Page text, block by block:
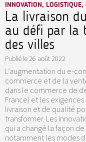
INNOVATION,
La livraison
au défi par la
des villes
Publié le 26 août 2022
L’augmentation du e-
commerce et de la
dans le commerce de
France) et les
livraison et de qualité
transformer. Les
qui a changé la façon
notamment les modes